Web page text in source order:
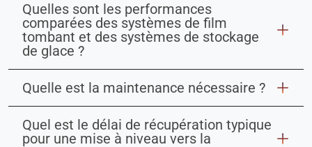
Quelles sont les performances
comparées des systèmes de film
tombant et des systèmes de stockage
de glace ?
Quelle est la maintenance nécessaire ?
Quel est le délai de récupération typique
pour une mise à niveau vers la